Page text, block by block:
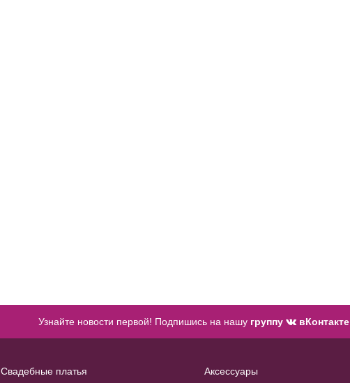
Узнайте новости первой! Подпишись на нашу группу вКонтакте
Свадебные платья
Аксессуары